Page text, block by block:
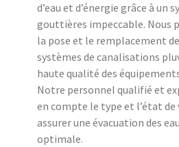
d’eau et d’énergie grâce à un
gouttières impeccable. Nous
la pose et le remplacement
systèmes de canalisations
haute qualité des
Notre personnel qualifié et
en compte le type et l’état
assurer une évacuation des
optimale.